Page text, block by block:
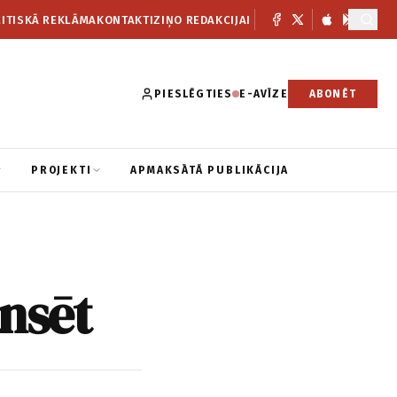
REKLĀMAKONTAKTIZIŅO REDAKCIJAI
PIESLĒGTIES E-AVĪZE ABONĒT
PROJEKTI APMAKSĀTĀ PUBLIKĀCIJA